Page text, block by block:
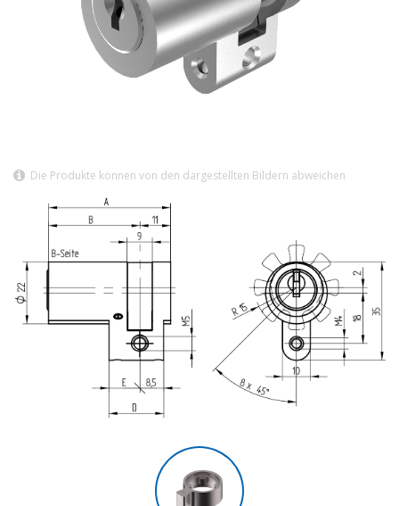
Die Produkte können von den dargestellten Bildern abweichen